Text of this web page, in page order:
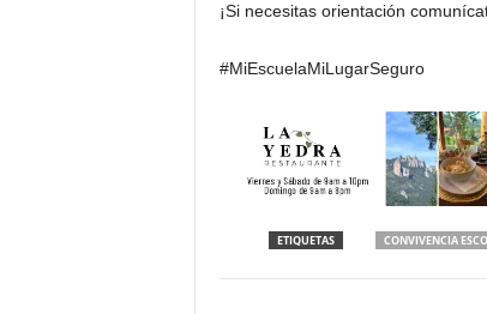
¡Si necesitas orientación
#MiEscuelaMiLugarSeguro
ETIQUETAS CONVIVENCIA